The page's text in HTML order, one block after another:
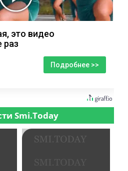
это видео
раз
Подробнее >>